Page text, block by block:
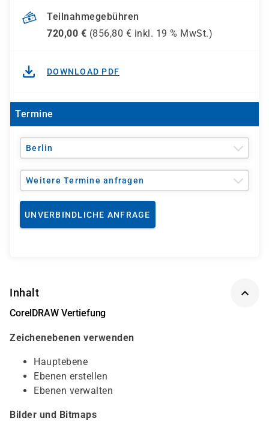
Teilnahmegebühren
720,00 € (856,80 € inkl. 19 % MwSt.)
DOWNLOAD PDF
Termine
Berlin
Weitere Termine anfragen
UNVERBINDLICHE ANFRAGE
Inhalt
CorelDRAW Vertiefung
Zeichenebenen verwenden
Hauptebene
Ebenen erstellen
Ebenen verwalten
Bilder und Bitmaps